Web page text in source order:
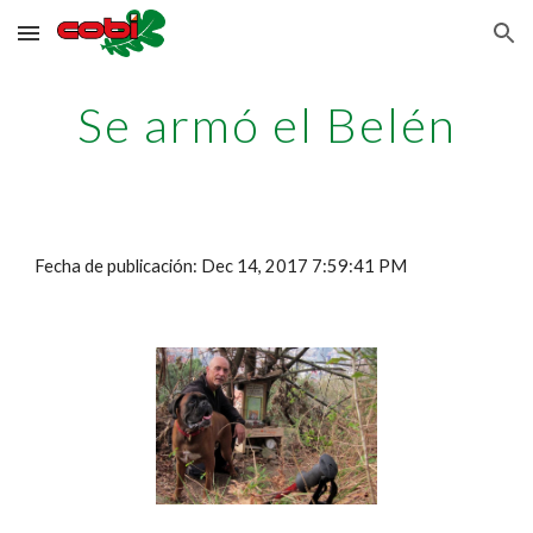
Skip to main content Skip to navigation
Se armó el Belén
Fecha de publicación: Dec 14, 2017 7:59:41 PM